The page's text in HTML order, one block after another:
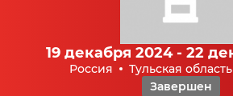
19 декабря 2024 - 22
Россия Тульская область
Завершен